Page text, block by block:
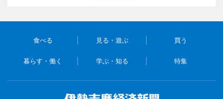
食べる 見る・遊ぶ 買う
暮らす・働く 学ぶ・知る 特集